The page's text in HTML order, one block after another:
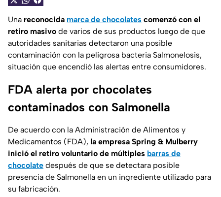
Una reconocida marca de chocolates comenzó con el
retiro masivo de varios de sus productos luego de que
autoridades sanitarias detectaron una posible
contaminación con la peligrosa bacteria Salmonelosis,
situación que encendió las alertas entre consumidores.
FDA alerta por chocolates
contaminados con Salmonella
De acuerdo con la Administración de Alimentos y
Medicamentos (FDA), la empresa Spring & Mulberry
inició el retiro voluntario de múltiples barras de
chocolate después de que se detectara posible
presencia de Salmonella en un ingrediente utilizado para
su fabricación.